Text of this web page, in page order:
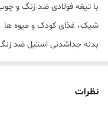
با تیغه فولادی ضد زنگ و
شیک، غذای کودک و میوه ها
بدنه جداشدنی استیل ضد
نظرات